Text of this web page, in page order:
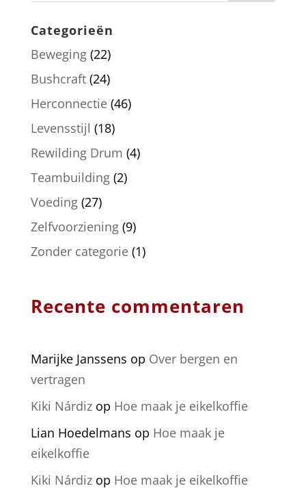
Categorieën
Beweging(22)
Bushcraft(24)
Herconnectie(46)
Levensstijl (18)
Rewilding Drum (4)
Teambuilding(2)
Voeding(27)
Zelfvoorziening(9)
Zonder categorie(1)
Recente commentaren
Marijke Janssens op Over bergen en
vertragen
Kiki Nárdizop Hoe maak je eikelkoffie
Lian Hoedelmans op Hoe maak je
eikelkoffie
Kiki Nárdizop Hoe maak je eikelkoffie